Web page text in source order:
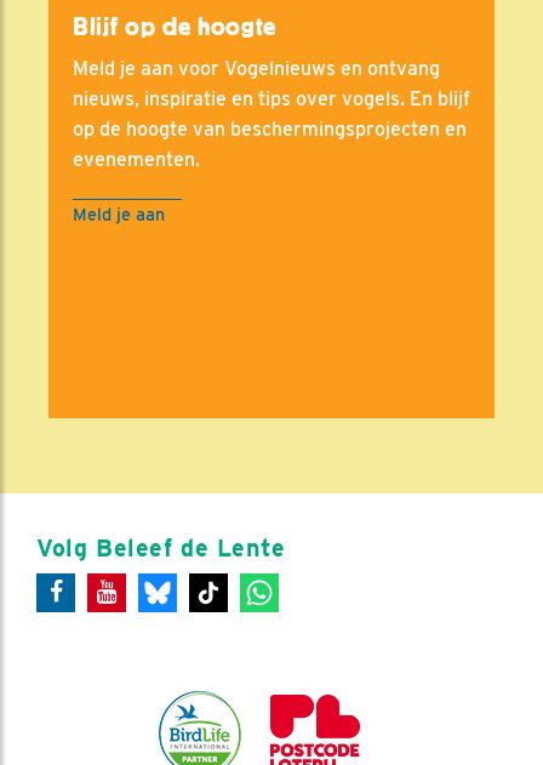
Blijf op de hoogte
Meld je aan voor Vogelnieuws en ontvang
nieuws, inspiratie en tips over vogels. En blijf
op de hoogte van beschermingsprojecten en
evenementen.
Meld je aan
Volg Beleef de Lente